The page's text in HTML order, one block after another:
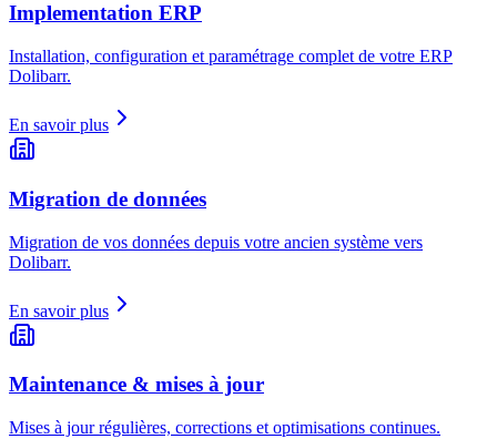
Implementation ERP
Installation, configuration et paramétrage complet de votre ERP
Dolibarr.
En savoir plus
Migration de données
Migration de vos données depuis votre ancien système vers
Dolibarr.
En savoir plus
Maintenance & mises à jour
Mises à jour régulières, corrections et optimisations continues.